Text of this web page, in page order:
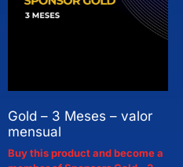
Gold – 3 Meses – valor
mensual
Buy this product and become a